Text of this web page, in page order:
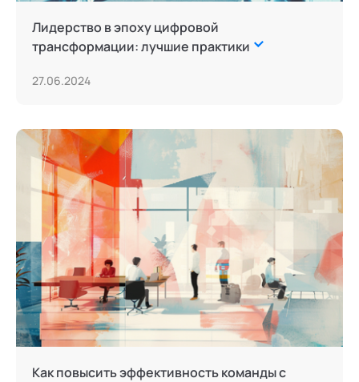
Лидерство в эпоху цифровой
трансформации: лучшие практики
27.06.2024
Как повысить эффективность команды с